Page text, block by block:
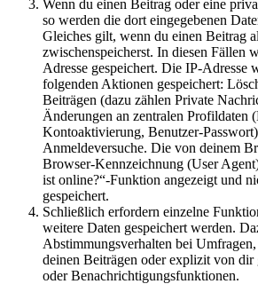
Wenn du einen Beitrag oder eine
so werden die dort eingegebenen
Gleiches gilt, wenn du einen Beitrag
zwischenspeicherst. In diesen Fällen
Adresse gespeichert. Die IP-Adresse
folgenden Aktionen gespeichert:
Beiträgen (dazu zählen Private
Änderungen an zentralen Profildaten
Kontoaktivierung, Benutzer-
Anmeldeversuche. Die von deinem
Browser-Kennzeichnung (User
ist online?“-Funktion angezeigt und
gespeichert.
Schließlich erfordern einzelne
weitere Daten gespeichert werden.
Abstimmungsverhalten bei
deinen Beiträgen oder explizit von dir
oder Benachrichtigungsfunktionen.